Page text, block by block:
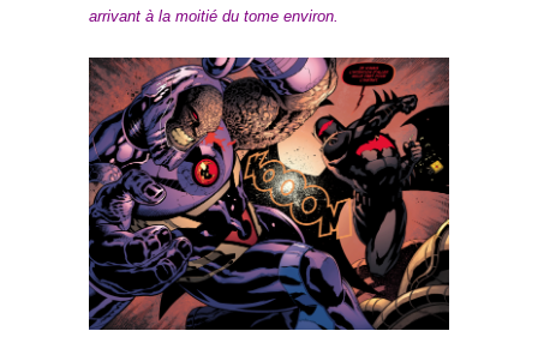
arrivant à la moitié du tome environ.